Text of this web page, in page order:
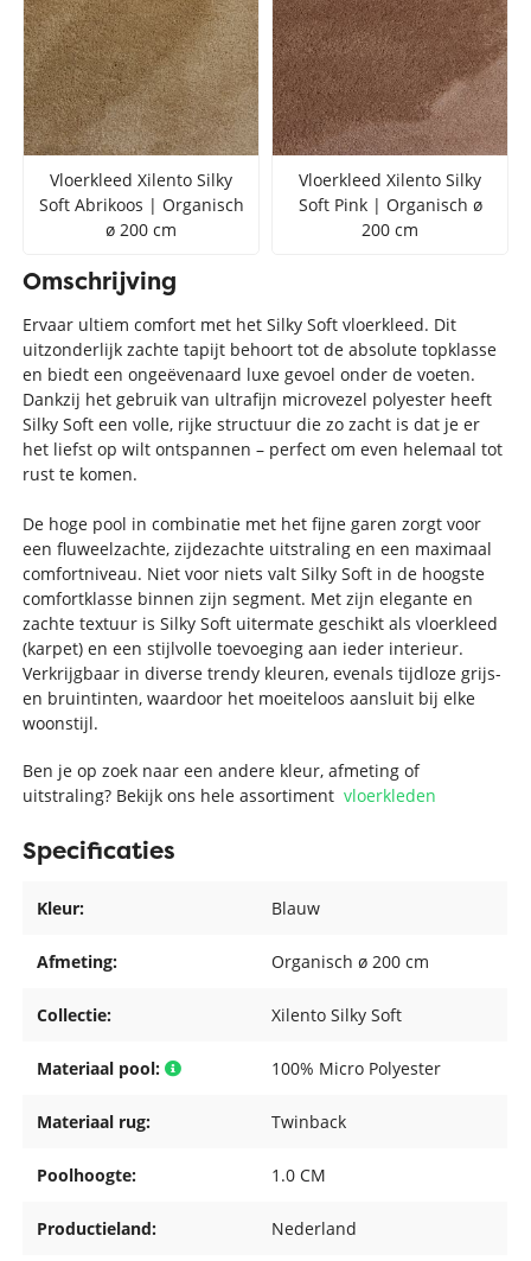
Vloerkleed Xilento Silky
Soft Abrikoos | Organisch
ø 200 cm
Vloerkleed Xilento Silky
Soft Pink | Organisch ø
200 cm
Omschrijving
Ervaar ultiem comfort met het Silky Soft vloerkleed. Dit
uitzonderlijk zachte tapijt behoort tot de absolute topklasse
en biedt een ongeëvenaard luxe gevoel onder de voeten.
Dankzij het gebruik van ultrafijn microvezel polyester heeft
Silky Soft een volle, rijke structuur die zo zacht is dat je er
het liefst op wilt ontspannen – perfect om even helemaal tot
rust te komen.
De hoge pool in combinatie met het fijne garen zorgt voor
een fluweelzachte, zijdezachte uitstraling en een maximaal
comfortniveau. Niet voor niets valt Silky Soft in de hoogste
comfortklasse binnen zijn segment. Met zijn elegante en
zachte textuur is Silky Soft uitermate geschikt als vloerkleed
(karpet) en een stijlvolle toevoeging aan ieder interieur.
Verkrijgbaar in diverse trendy kleuren, evenals tijdloze grijs-
en bruintinten, waardoor het moeiteloos aansluit bij elke
woonstijl.
Ben je op zoek naar een andere kleur, afmeting of
uitstraling? Bekijk ons hele assortimentvloerkleden
Specificaties
Kleur: Blauw
Afmeting: Organisch ø 200 cm
Collectie: Xilento Silky Soft
Materiaal pool: 100% Micro Polyester
Materiaal rug: Twinback
Poolhoogte: 1.0 CM
Productieland: Nederland